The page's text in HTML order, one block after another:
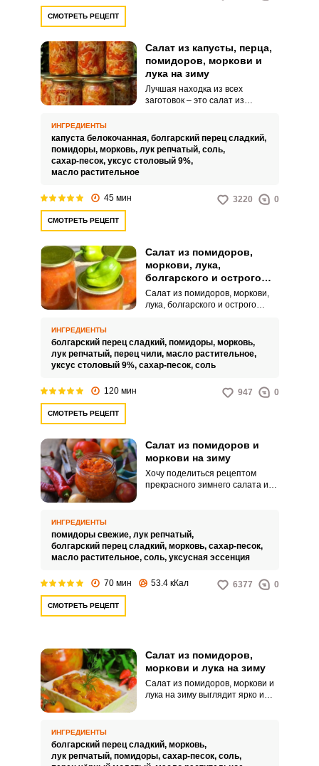
СМОТРЕТЬ РЕЦЕПТ
Салат из капусты, перца,
помидоров, моркови и
лука на зиму
Лучшая находка из всех
заготовок – это салат из
Благодаря большому количеству
разнообразных овощей, он
максимально полезный и
ИНГРЕДИЕНТЫ
капуста белокочанная, болгарский перец сладкий,
помидоры, морковь, лук репчатый, соль,
сахар-песок, уксус столовый 9%,
масло растительное
45 мин 3220 0
СМОТРЕТЬ РЕЦЕПТ
Салат из помидоров,
моркови, лука,
болгарского и острого
перца на зиму
Салат из помидоров, моркови,
лука, болгарского и острого
отличным дополнением на
вашем столе. Перец получится
очень хрустящим, сочным, с
ИНГРЕДИЕНТЫ
болгарский перец сладкий, помидоры, морковь,
лук репчатый, перец чили, масло растительное,
уксус столовый 9%, сахар-песок, соль
120 мин 947 0
СМОТРЕТЬ РЕЦЕПТ
Салат из помидоров и
моркови на зиму
Хочу поделиться рецептом
прекрасного зимнего салата из
сочные овощи, богатые
полезными витаминами.
ИНГРЕДИЕНТЫ
помидоры свежие, лук репчатый,
болгарский перец сладкий, морковь, сахар-песок,
масло растительное, соль, уксусная эссенция
70 мин 53.4 кКал 6377 0
СМОТРЕТЬ РЕЦЕПТ
Салат из помидоров,
моркови и лука на зиму
Салат из помидоров, моркови и
лука на зиму выглядит ярко и
ИНГРЕДИЕНТЫ
болгарский перец сладкий, морковь,
лук репчатый, помидоры, сахар-песок, соль,